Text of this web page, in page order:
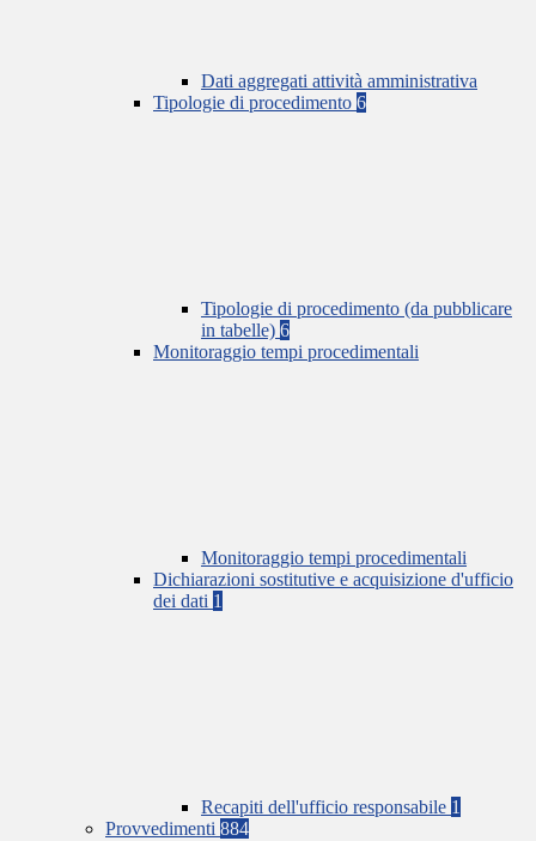
Dati aggregati attività amministrativa
Tipologie di procedimento 6
Tipologie di procedimento (da pubblicare
in tabelle) 6
Monitoraggio tempi procedimentali
Monitoraggio tempi procedimentali
Dichiarazioni sostitutive e acquisizione d'ufficio
dei dati 1
Recapiti dell'ufficio responsabile 1
Provvedimenti 884